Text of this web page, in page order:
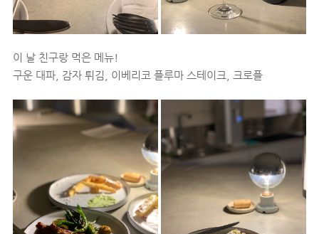
이 날 친구랑 먹은 메뉴!
구운 대파, 감자 튀김, 이베리코 플루마 스테이크, 크로플